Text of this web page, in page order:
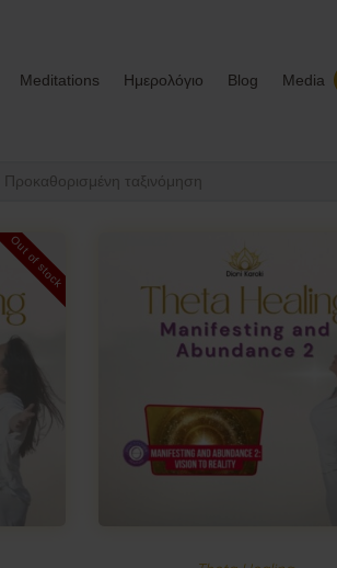
Meditations Ημερολόγιο Blog Media
Out of stock